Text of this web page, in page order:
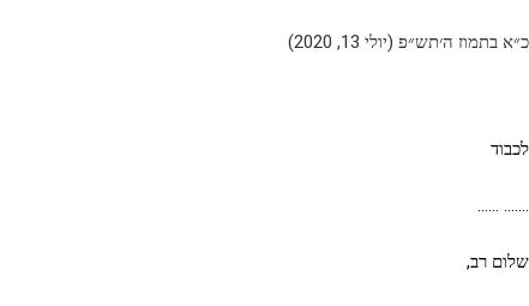
כ״א בתמוז ה׳תש״פ (יולי 13, 2020)
לכבוד
……. ……
שלום רב,